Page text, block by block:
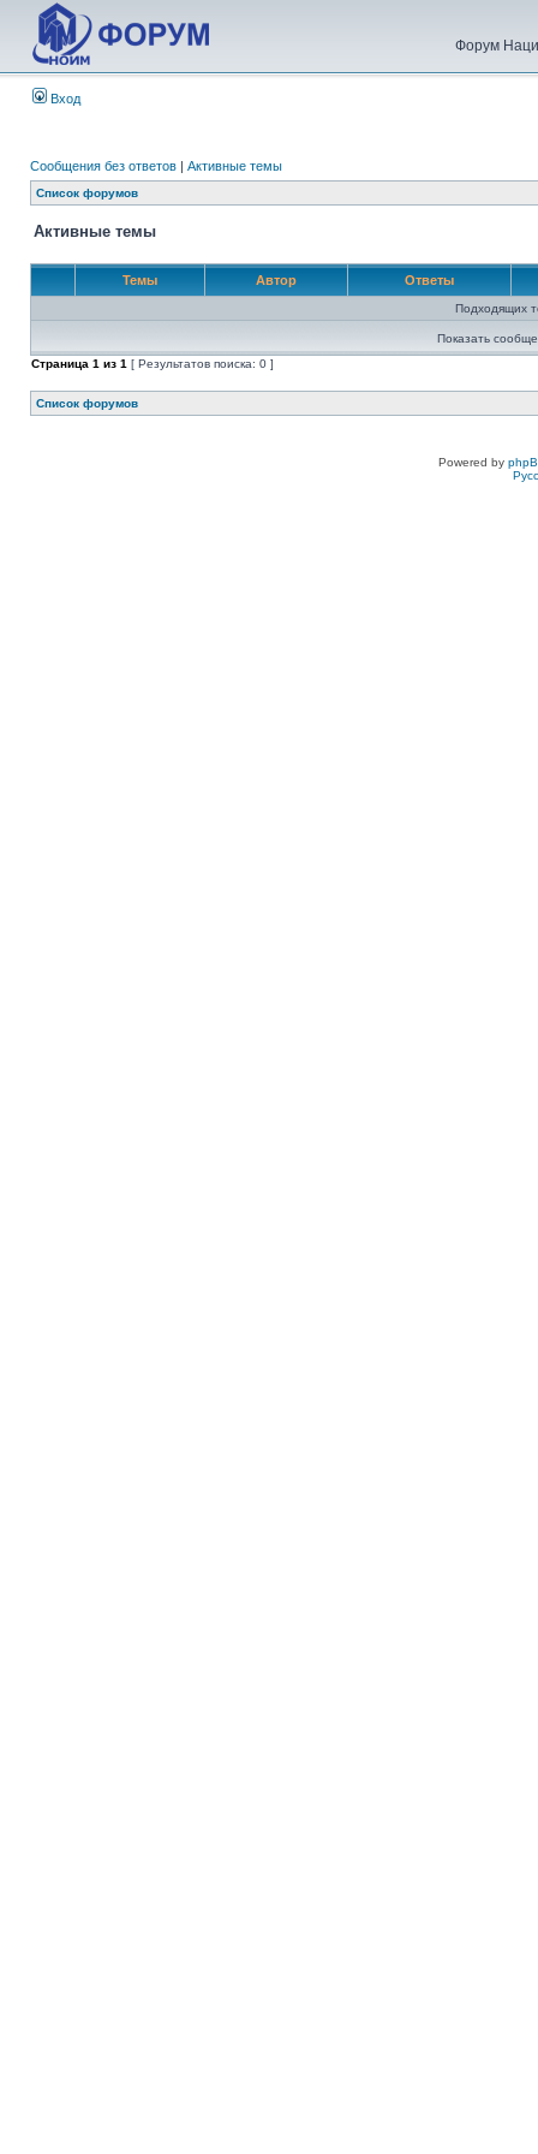
Форум
Вход
Сообщения без ответов | Активные темы
Список форумов
Активные темы
Темы Автор Ответы
Подходящих
Показать
Страница 1 из 1 [ Результатов поиска: 0 ]
Список форумов
Powered by